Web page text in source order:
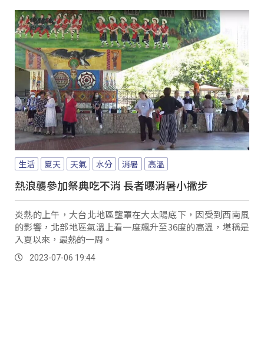
生活 夏天 天氣 水分 消暑 高溫
熱浪襲參加祭典吃不消 長者曝消暑小撇步
炎熱的上午，大台北地區壟罩在大太陽底下，因受到西南風
的影響，北部地區氣溫上看一度飆升至36度的高溫，堪稱是
入夏以來，最熱的一周。
2023-07-06 19:44